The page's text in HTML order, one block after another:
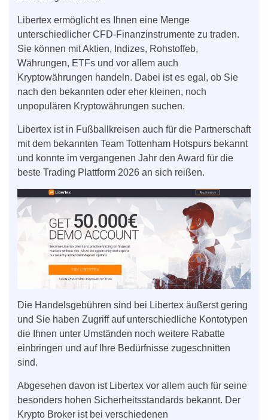
Libertex ermöglicht es Ihnen eine Menge
unterschiedlicher CFD-Finanzinstrumente zu traden.
Sie können mit Aktien, Indizes, Rohstoffeb,
Währungen, ETFs und vor allem auch
Kryptowährungen handeln. Dabei ist es egal, ob Sie
nach den bekannten oder eher kleinen, noch
unpopulären Kryptowährungen suchen.
Libertex ist in Fußballkreisen auch für die Partnerschaft
mit dem bekannten Team Tottenham Hotspurs bekannt
und konnte im vergangenen Jahr den Award für die
beste Trading Plattform 2026 an sich reißen.
Die Handelsgebühren sind bei Libertex äußerst gering
und Sie haben Zugriff auf unterschiedliche Kontotypen
die Ihnen unter Umständen noch weitere Rabatte
einbringen und auf Ihre Bedürfnisse zugeschnitten
sind.
Abgesehen davon ist Libertex vor allem auch für seine
besonders hohen Sicherheitsstandards bekannt. Der
Krypto Broker ist bei verschiedenen